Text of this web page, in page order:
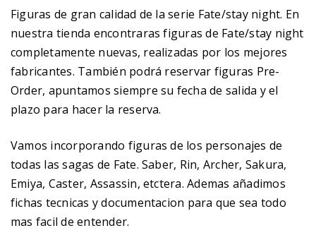
Figuras de gran calidad de la serie Fate/stay night. En
nuestra tienda encontraras figuras de Fate/stay night
completamente nuevas, realizadas por los mejores
fabricantes. También podrá reservar figuras Pre-
Order, apuntamos siempre su fecha de salida y el
plazo para hacer la reserva.
Vamos incorporando figuras de los personajes de
todas las sagas de Fate. Saber, Rin, Archer, Sakura,
Emiya, Caster, Assassin, etctera. Ademas añadimos
fichas tecnicas y documentacion para que sea todo
mas facil de entender.